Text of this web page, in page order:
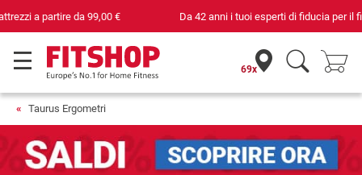
Da 42 anni i tuoi esperti di fiducia per il fitness domestico
69x
Taurus Ergometri